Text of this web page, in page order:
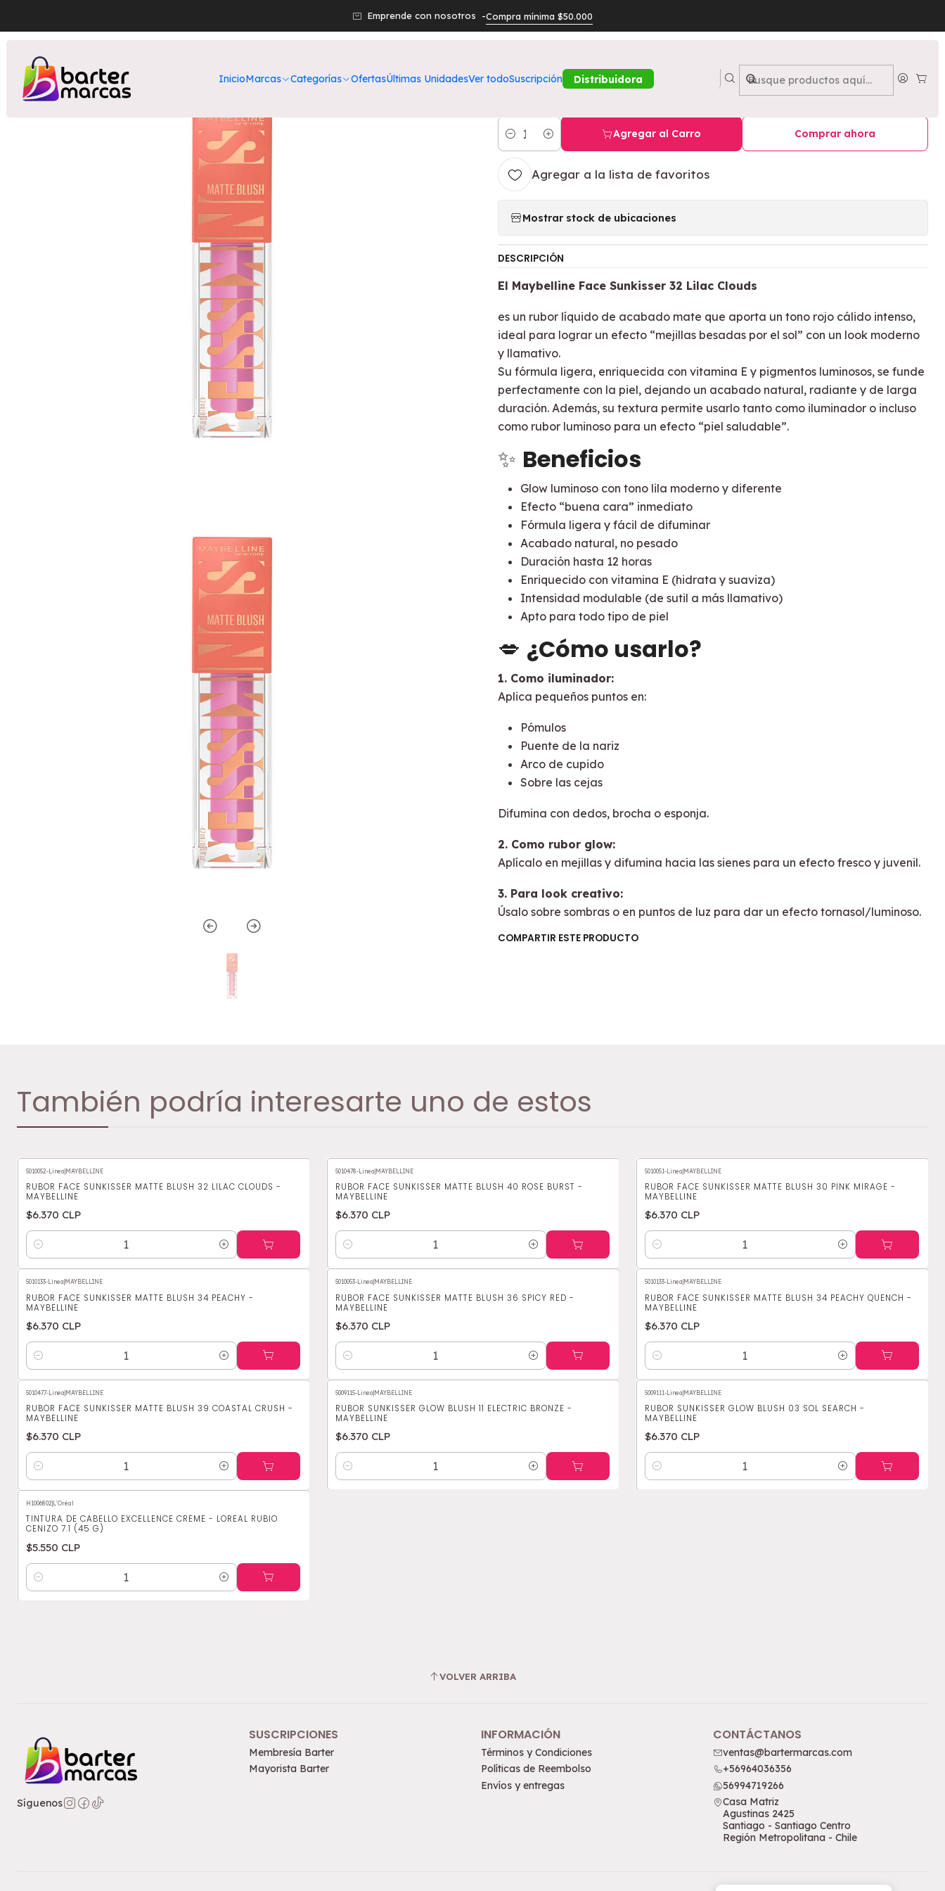
InicioMarcas Categorías OfertasÚltimas UnidadesVer todoSuscripción Distribuidora
Emprende con nosotros -Compra mínima $50.000
Belleza Rostro Rubor Face Sunkisser Matte Blush 32 Lilac Clouds - MAYBELLINE
Rubor Face Sunkisser Matte Blush 32 Lilac
Clouds - MAYBELLINE
Cantidad
Agregar al Carro Comprar ahora
Agregar a la lista de favoritos
Mostrar stock de ubicaciones
DESCRIPCIÓN
El Maybelline Face Sunkisser 32 Lilac Clouds
es un rubor líquido de acabado mate que aporta un tono rojo cálido intenso,
ideal para lograr un efecto “mejillas besadas por el sol” con un look moderno
y llamativo.
Su fórmula ligera, enriquecida con vitamina E y pigmentos luminosos, se funde
perfectamente con la piel, dejando un acabado natural, radiante y de larga
duración. Además, su textura permite usarlo tanto como iluminador o incluso
como rubor luminoso para un efecto “piel saludable”.
✨ Beneficios
Glow luminoso con tono lila moderno y diferente
Efecto “buena cara” inmediato
Fórmula ligera y fácil de difuminar
Acabado natural, no pesado
Duración hasta 12 horas
Enriquecido con vitamina E (hidrata y suaviza)
Intensidad modulable (de sutil a más llamativo)
Apto para todo tipo de piel
💋 ¿Cómo usarlo?
1. Como iluminador:
Aplica pequeños puntos en:
Pómulos
Puente de la nariz
Arco de cupido
Sobre las cejas
Difumina con dedos, brocha o esponja.
2. Como rubor glow:
Aplícalo en mejillas y difumina hacia las sienes para un efecto fresco y juvenil.
3. Para look creativo:
Úsalo sobre sombras o en puntos de luz para dar un efecto tornasol/luminoso.
COMPARTIR ESTE PRODUCTO
También podría interesarte uno de estos
5010052-Linea MAYBELLINE
RUBOR FACE SUNKISSER MATTE BLUSH 32 LILAC CLOUDS -
MAYBELLINE
$6.370 CLP
Cantidad
5010478-Linea MAYBELLINE
RUBOR FACE SUNKISSER MATTE BLUSH 40 ROSE BURST -
MAYBELLINE
$6.370 CLP
Cantidad
5010051-Linea MAYBELLINE
RUBOR FACE SUNKISSER MATTE BLUSH 30 PINK MIRAGE -
MAYBELLINE
$6.370 CLP
Cantidad
5010133-Linea MAYBELLINE
RUBOR FACE SUNKISSER MATTE BLUSH 34 PEACHY -
MAYBELLINE
$6.370 CLP
Cantidad
5010053-Linea MAYBELLINE
RUBOR FACE SUNKISSER MATTE BLUSH 36 SPICY RED -
MAYBELLINE
$6.370 CLP
Cantidad
5010133-Linea MAYBELLINE
RUBOR FACE SUNKISSER MATTE BLUSH 34 PEACHY QUENCH -
MAYBELLINE
$6.370 CLP
Cantidad
5010477-Linea MAYBELLINE
RUBOR FACE SUNKISSER MATTE BLUSH 39 COASTAL CRUSH -
MAYBELLINE
$6.370 CLP
Cantidad
5009115-Linea MAYBELLINE
RUBOR SUNKISSER GLOW BLUSH 11 ELECTRIC BRONZE -
MAYBELLINE
$6.370 CLP
Cantidad
5009111-Linea MAYBELLINE
RUBOR SUNKISSER GLOW BLUSH 03 SOL SEARCH -
MAYBELLINE
$6.370 CLP
Cantidad
H1006802 L'Oréal
TINTURA DE CABELLO EXCELLENCE CREME - LOREAL RUBIO
CENIZO 7.1 (45 G)
$5.550 CLP
Cantidad
VOLVER ARRIBA
Síguenos
SUSCRIPCIONES
Membresía Barter
Mayorista Barter
INFORMACIÓN
Términos y Condiciones
Políticas de Reembolso
Envíos y entregas
CONTÁCTANOS
ventas@bartermarcas.com
+56964036356
56994719266
Casa Matriz
Agustinas 2425
Santiago - Santiago Centro
Región Metropolitana - Chile